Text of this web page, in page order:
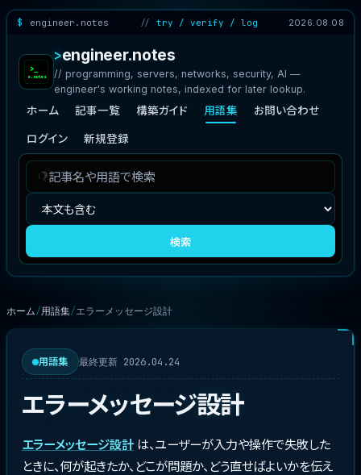
engineer.notes try / verify / log 2026.08.08
engineer.notes
// programming, servers, networks, security, AI —
engineer's working notes, indexed for later lookup.
ホーム 記事一覧 構築ガイド 用語集 お問い合わせ
ログイン 新規登録
事
検
索
索
象
検索
ホーム 用語集 エラーメッセージ設計
用語集 最終更新 2026.04.24
エラーメッセージ設計
エラーメッセージ設計は、ユーザーが入力や操作で失敗した
ときに、何が起きたか、どこが問題か、どう直せばよいかを伝え